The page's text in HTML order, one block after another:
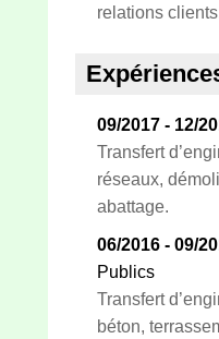
relations
09/2017 - 12/
Transfert
réseaux,
abattage.
06/2016 - 09/
Publics
Transfert
béton,